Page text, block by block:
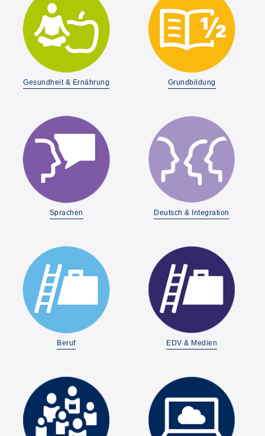
Gesundheit & Ernährung Grundbildung
Sprachen Deutsch & Integration
Beruf EDV & Medien